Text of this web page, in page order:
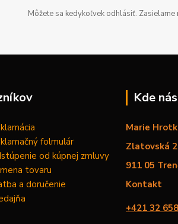
Môžete sa kedykoľvek odhlásiť. Zasielame
folmulár
od kúpnej zmluvy
tovaru
a doručenie
Kde
Marie
Zlatovská
911 05
Kontakt
+421 32